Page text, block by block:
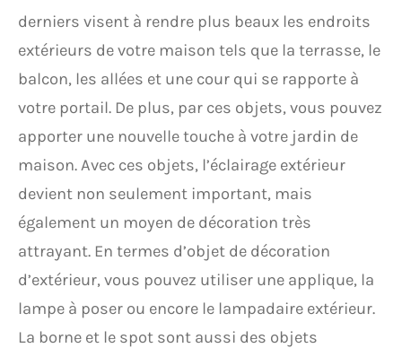
derniers visent à rendre plus beaux les endroits
extérieurs de votre maison tels que la terrasse, le
balcon, les allées et une cour qui se rapporte à
votre portail. De plus, par ces objets, vous pouvez
apporter une nouvelle touche à votre jardin de
maison. Avec ces objets, l’éclairage extérieur
devient non seulement important, mais
également un moyen de décoration très
attrayant. En termes d’objet de décoration
d’extérieur, vous pouvez utiliser une applique, la
lampe à poser ou encore le lampadaire extérieur.
La borne et le spot sont aussi des objets